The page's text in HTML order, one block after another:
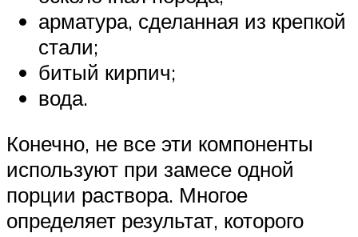
арматура, сделанная из крепкой
стали;
битый кирпич;
вода.
Конечно, не все эти компоненты
используют при замесе одной
порции раствора. Многое
определяет результат, которого